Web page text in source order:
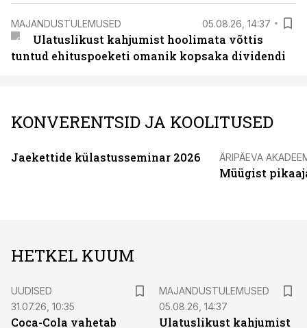
MAJANDUSTULEMUSED 05.08.26, 14:37
Ulatuslikust kahjumist hoolimata võttis
tuntud ehituspoeketi omanik kopsaka dividendi
KONVERENTSID JA KOOLITUSED
Jaekettide külastusseminar 2026 ÄRIPÄEVA
Müügist
HETKEL KUUM
UUDISED
31.07.26, 10:35
Coca-Cola vahetab
MAJANDUSTULEMUSED
05.08.26, 14:37
Ulatuslikust kahjumist